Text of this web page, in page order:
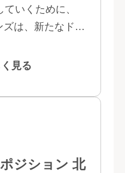
いくために、
は、新たなドコ
トワーク、セキュ
見る
ジション 北